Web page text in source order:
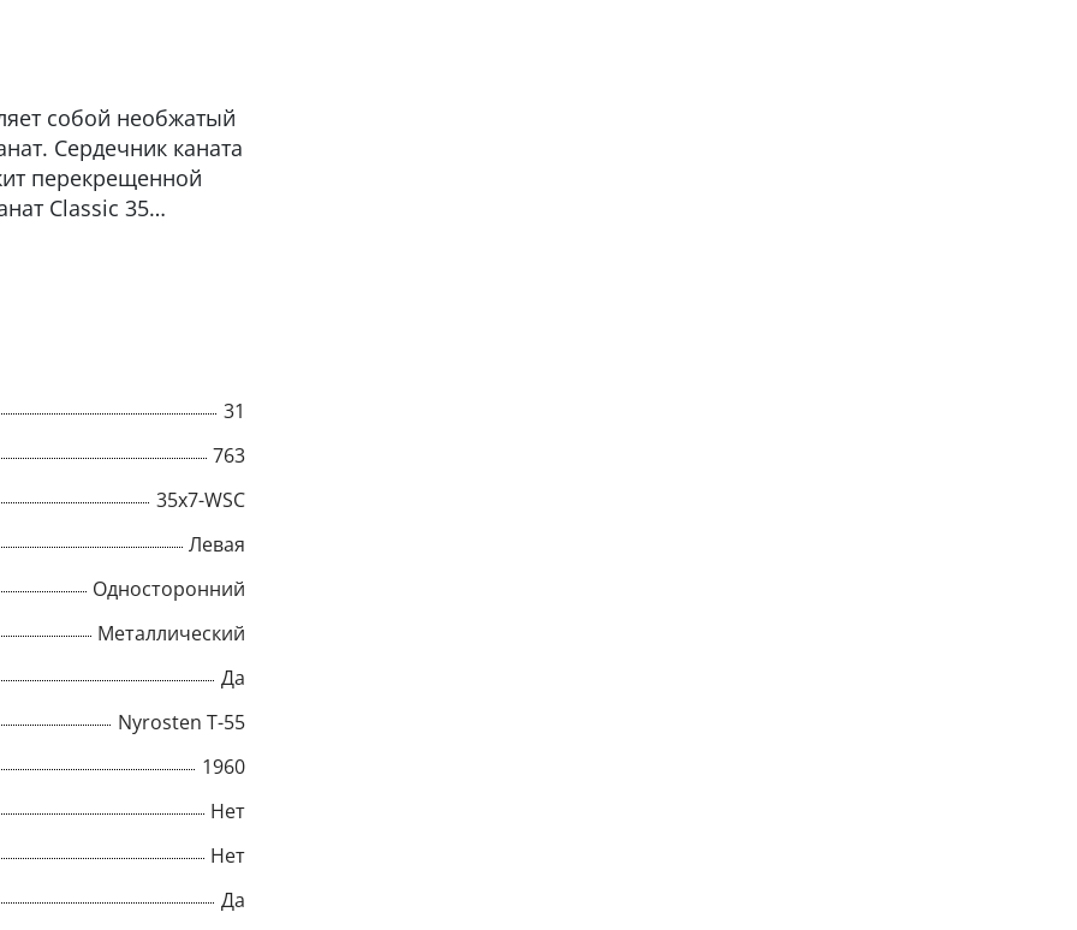
собой необжатый
Сердечник каната
перекрещенной
Classic 35
высотой
усилием Python
• Подъемного
каната
каната
каната для
31
763
35x7-WSC
Левая
Односторонний
Металлический
Да
Nyrosten T-55
1960
Нет
Нет
Да